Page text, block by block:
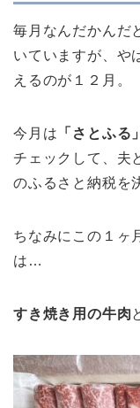
毎月なんだかんだ
いていますが、や
えるのが１２月。
今月は 「さとふる」
チェックして、夫
のふるさと納税を
ちなみにこの１ヶ
は…
すき焼き用の牛肉